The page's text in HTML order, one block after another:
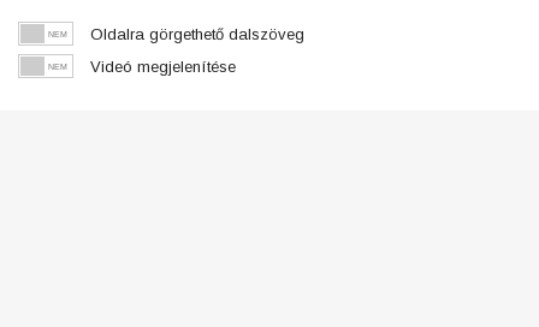
Oldalra görgethető dalszöveg
Videó megjelenítése